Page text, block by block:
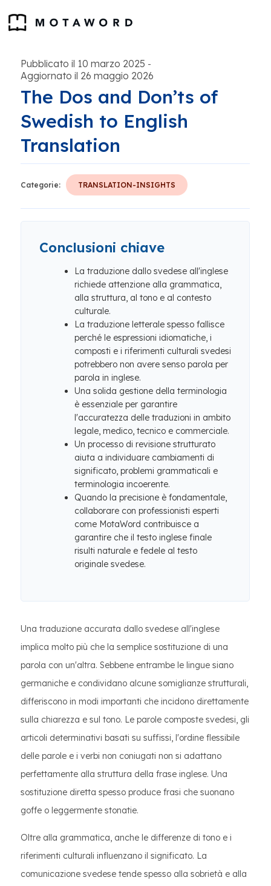
Pubblicato il 10 marzo 2025 -
Aggiornato il 26 maggio 2026
The Dos and Don’ts of
Swedish to English
Translation
Categorie: TRANSLATION-INSIGHTS
Conclusioni chiave
La traduzione dallo svedese all'inglese
richiede attenzione alla grammatica,
alla struttura, al tono e al contesto
culturale.
La traduzione letterale spesso fallisce
perché le espressioni idiomatiche, i
composti e i riferimenti culturali svedesi
potrebbero non avere senso parola per
parola in inglese.
Una solida gestione della terminologia
è essenziale per garantire
l'accuratezza delle traduzioni in ambito
legale, medico, tecnico e commerciale.
Un processo di revisione strutturato
aiuta a individuare cambiamenti di
significato, problemi grammaticali e
terminologia incoerente.
Quando la precisione è fondamentale,
collaborare con professionisti esperti
come MotaWord contribuisce a
garantire che il testo inglese finale
risulti naturale e fedele al testo
originale svedese.
Una traduzione accurata dallo svedese all'inglese
implica molto più che la semplice sostituzione di una
parola con un'altra. Sebbene entrambe le lingue siano
germaniche e condividano alcune somiglianze strutturali,
differiscono in modi importanti che incidono direttamente
sulla chiarezza e sul tono. Le parole composte svedesi, gli
articoli determinativi basati su suffissi, l'ordine flessibile
delle parole e i verbi non coniugati non si adattano
perfettamente alla struttura della frase inglese. Una
sostituzione diretta spesso produce frasi che suonano
goffe o leggermente stonatie.
Oltre alla grammatica, anche le differenze di tono e i
riferimenti culturali influenzano il significato. La
comunicazione svedese tende spesso alla sobrietà e alla